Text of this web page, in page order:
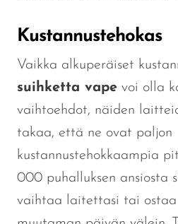
Kustannustehokas
Vaikka alkuperäiset
suihketta vape voi olla
vaihtoehdot, näiden
takaa, että ne ovat paljon
kustannustehokkaampia
000 puhalluksen ansiosta
vaihtaa laitettasi tai ostaa